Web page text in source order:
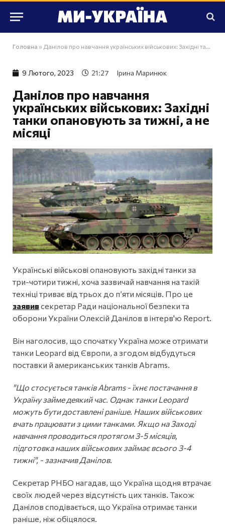
Головна » Данілов про навчання українських військових: Західні танки опановують за тижні, а не місяці
9 Лютого, 2023 21:27 Ірина Маринюк
Данілов про навчання
українських військових: Західні
танки опановують за тижні, а не
місяці
Українські військові опановують західні танки за
три-чотири тижні, хоча зазвичай навчання на такій
техніці триває від трьох до п’яти місяців. Про це
заявивсекретар Ради національної безпеки та
оборони України Олексій Данілов в інтерв'ю Report.
Він наголосив, що спочатку Україна може отримати
танки Leopard від Європи, а згодом відбудуться
поставки й американських танків Abrams.
"Що стосується танків Abrams - їхнє постачання в
Україну займе деякий час. Однак танки Leopard
можуть бути доставлені раніше. Наших військових
вчать працювати з цими танками. Якщо на Заході
навчання проводиться протягом 3-5 місяців,
підготовка наших військових займає всього 3-4
тижні", - зазначив Данілов.
Секретар РНБО нагадав, що Україна щодня втрачає
своїх людей через відсутність цих танків. Також
Данілов сподівається, що Україна отримає танки
раніше, ніж обіцялося.